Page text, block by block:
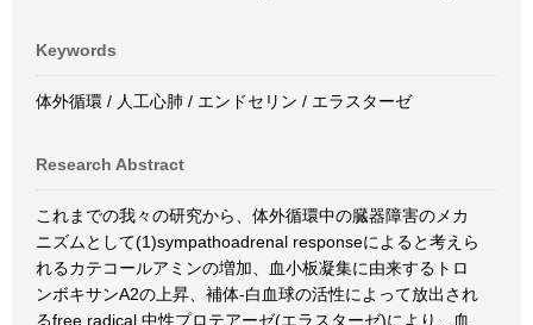
Keywords
体外循環 / 人工心肺 / エンドセリン / エラスターゼ
Research Abstract
これまでの我々の研究から、体外循環中の臓器障害のメカ
ニズムとして(1)sympathoadrenal responseによると考えら
れるカテコールアミンの増加、血小板凝集に由来するトロ
ンボキサンA2の上昇、補体-白血球の活性によって放出され
るfree radical,中性プロテアーゼ(エラスターゼ)により、血